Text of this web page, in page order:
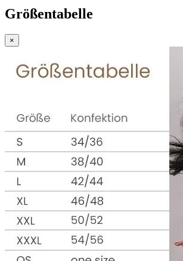
Größentabelle
×